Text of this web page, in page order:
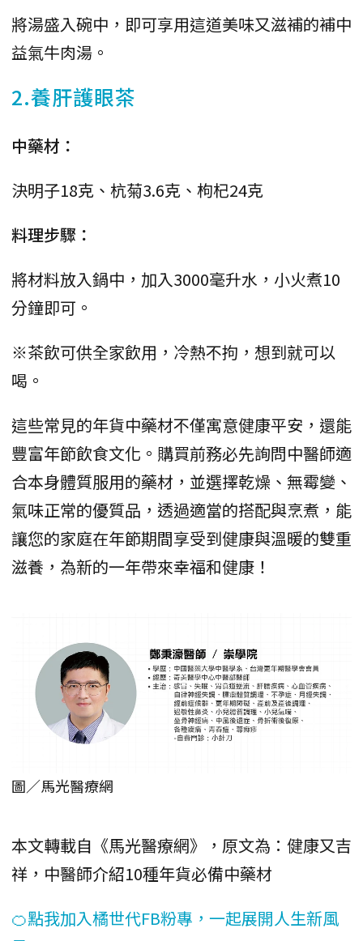
將湯盛入碗中，即可享用這道美味又滋補的補中
益氣牛肉湯。
2.養肝護眼茶
中藥材：
決明子18克、杭菊3.6克、枸杞24克
料理步驟：
將材料放入鍋中，加入3000毫升水，小火煮10
分鐘即可。
※茶飲可供全家飲用，冷熱不拘，想到就可以
喝。
這些常見的年貨中藥材不僅寓意健康平安，還能
豐富年節飲食文化。購買前務必先詢問中醫師適
合本身體質服用的藥材，並選擇乾燥、無霉變、
氣味正常的優質品，透過適當的搭配與烹煮，能
讓您的家庭在年節期間享受到健康與溫暖的雙重
滋養，為新的一年帶來幸福和健康！
圖／馬光醫療網
本文轉載自《馬光醫療網》，原文為：健康又吉
祥，中醫師介紹10種年貨必備中藥材
🍊點我加入橘世代FB粉專，一起展開人生新風